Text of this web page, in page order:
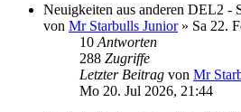
Neuigkeiten aus anderen DEL2 -
von Mr Starbulls Junior» Sa 22.
10 Antworten
288 Zugriffe
Letzter Beitrag von Mr
Mo 20. Jul 2026, 21:44